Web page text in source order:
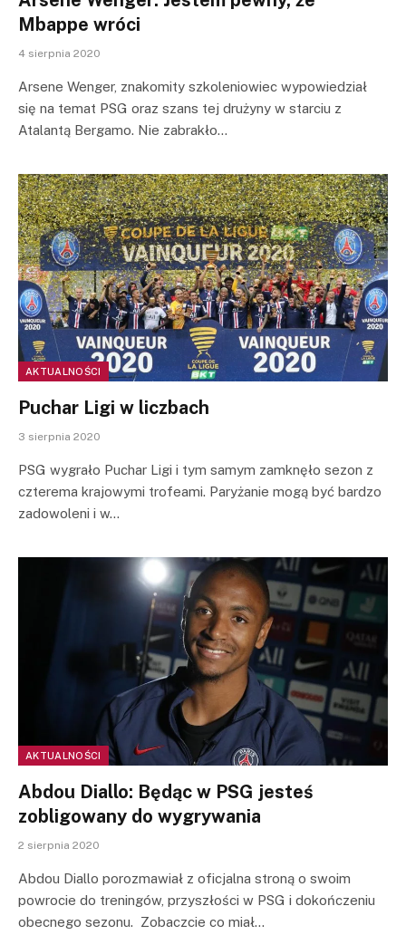
Mbappe wróci
4 sierpnia 2020
Arsene Wenger, znakomity szkoleniowiec wypowiedział
się na temat PSG oraz szans tej drużyny w starciu z
Atalantą Bergamo. Nie zabrakło…
AKTUALNOŚCI
Puchar Ligi w liczbach
3 sierpnia 2020
PSG wygrało Puchar Ligi i tym samym zamknęło sezon z
czterema krajowymi trofeami. Paryżanie mogą być bardzo
zadowoleni i w…
AKTUALNOŚCI
Abdou Diallo: Będąc w PSG jesteś
zobligowany do wygrywania
2 sierpnia 2020
Abdou Diallo porozmawiał z oficjalna stroną o swoim
powrocie do treningów, przyszłości w PSG i dokończeniu
obecnego sezonu. Zobaczcie co miał…